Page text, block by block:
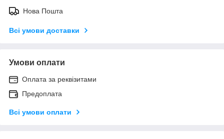
Нова Пошта
Всі умови доставки
Умови оплати
Оплата за реквізитами
Предоплата
Всі умови оплати